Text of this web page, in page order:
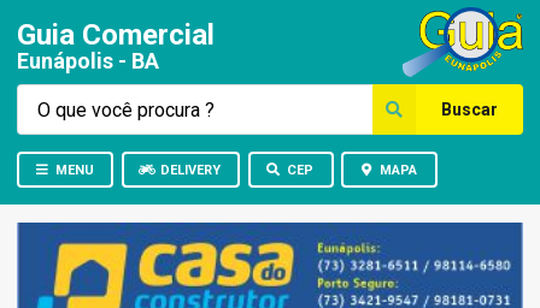
Guia Comercial
Eunápolis - BA
Buscar
MENU DELIVERY CEP MAPA